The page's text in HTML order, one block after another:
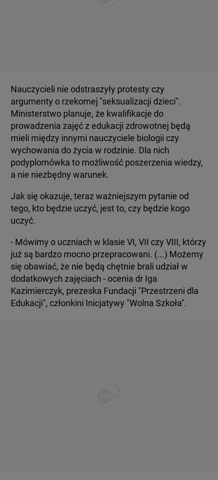
Nauczycieli nie odstraszyły protesty czy
argumenty o rzekomej "seksualizacji dzieci".
Ministerstwo planuje, że kwalifikacje do
prowadzenia zajęć z edukacji zdrowotnej będą
mieli między innymi nauczyciele biologii czy
wychowania do życia w rodzinie. Dla nich
podyplomówka to możliwość poszerzenia wiedzy,
a nie niezbędny warunek.
Jak się okazuje, teraz ważniejszym pytanie od
tego, kto będzie uczyć, jest to, czy będzie kogo
uczyć.
- Mówimy o uczniach w klasie VI, VII czy VIII, którzy
już są bardzo mocno przepracowani. (...) Możemy
się obawiać, że nie będą chętnie brali udział w
dodatkowych zajęciach - ocenia dr Iga
Kazimierczyk, prezeska Fundacji "Przestrzeni dla
Edukacji", członkini Inicjatywy "Wolna Szkoła".